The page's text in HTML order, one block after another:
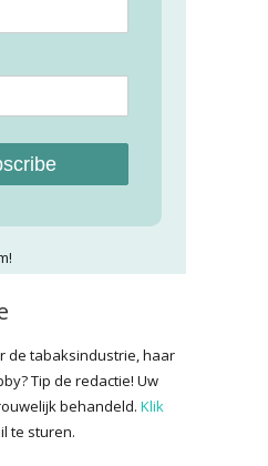
de tabaksindustrie, haar
Tip de redactie! Uw
behandeld. Klik
te sturen.